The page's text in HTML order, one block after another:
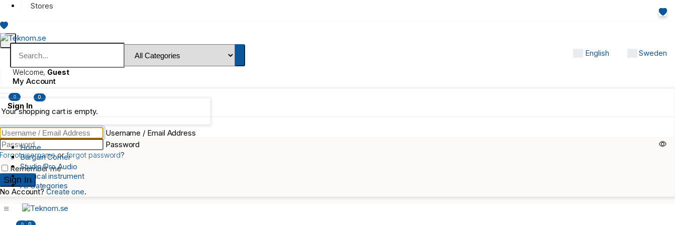
Stores
English Sweden
Welcome, Guest
My Account
Sign In
Username / Email Address
Password
Forgot usernameorforgot password?
Remember me
No Account?Create one.
0 0
Your shopping cart is empty.
Home
Bargain Corner
Studio/Pro Audio
Musical instrument
All Categories